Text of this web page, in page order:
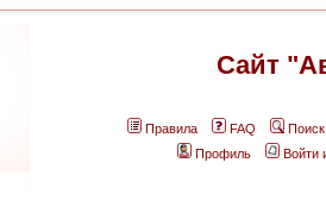
Сайт
Правила FAQ
Поиск
Профиль
Войти